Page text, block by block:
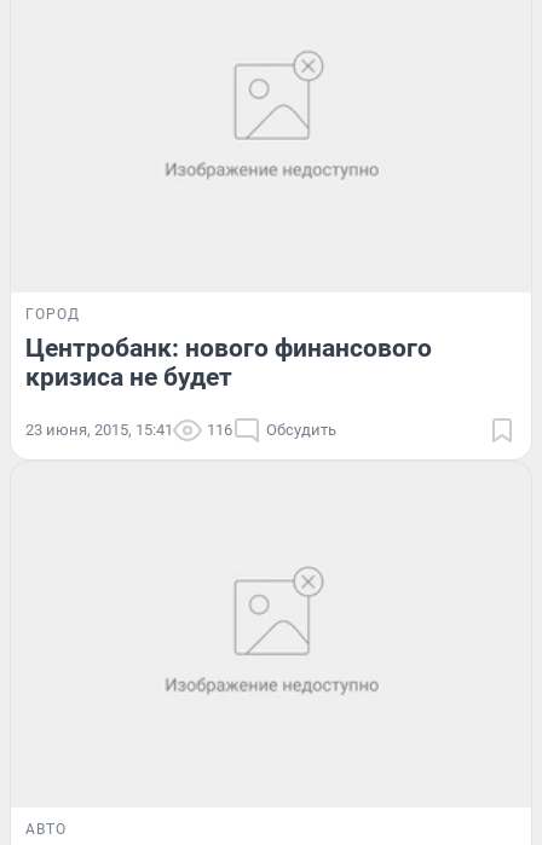
ГОРОД
Центробанк: нового финансового
кризиса не будет
23 июня, 2015, 15:41 116 Обсудить
АВТО